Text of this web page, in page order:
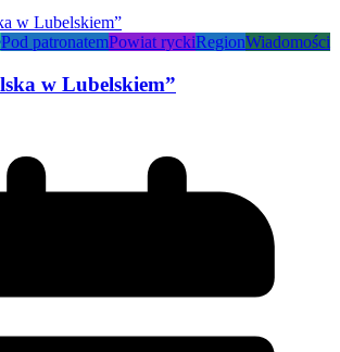
Pod patronatemPowiat ryckiRegionWiadomości
w Lubelskiem”